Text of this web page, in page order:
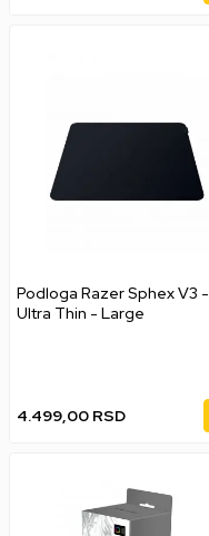
Podloga Razer Sphex V3 -
Ultra Thin - Large
4.499,00 RSD